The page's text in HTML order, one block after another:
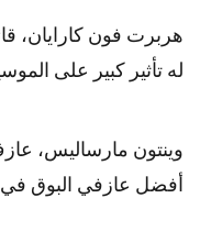
هربرت فون كارايان،
له تأثير كبير على
وينتون مارساليس،
أفضل عازفي البوق في